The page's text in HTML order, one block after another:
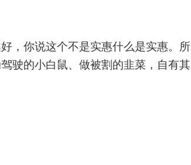
，你说这个不是实惠什么是实惠。所
驶的小白鼠、做被割的韭菜，自有其